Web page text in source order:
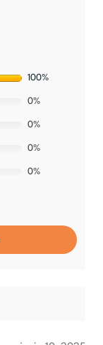
100%
0%
0%
0%
0%